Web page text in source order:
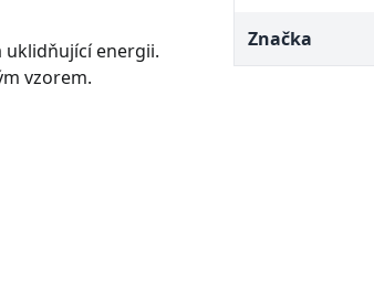
uklidňující energii.
vzorem.
Značka